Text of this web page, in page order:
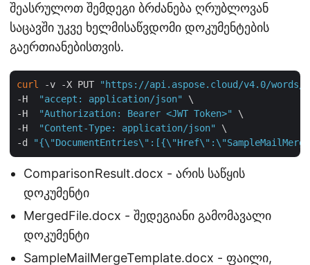
შეასრულოთ შემდეგი ბრძანება ღრუბლოვან
საცავში უკვე ხელმისაწვდომი დოკუმენტების
გაერთიანებისთვის.
curl -v -X PUT
"https://api.aspose.cloud/v4.0/words/
-H
"accept: application/json"
\
-H
"Authorization: Bearer <JWT Token>"
\
-H
"Content-Type: application/json"
\
-d
ComparisonResult.docx - არის საწყის
დოკუმენტი
MergedFile.docx - შედეგიანი გამომავალი
დოკუმენტი
SampleMailMergeTemplate.docx - ფაილი,